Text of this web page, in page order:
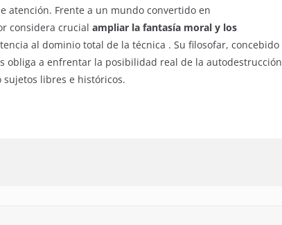
atención. Frente a un mundo convertido en
considera crucial ampliar la fantasía moral y los
al dominio total de la técnica . Su filosofar, concebido
obliga a enfrentar la posibilidad real de la autodestrucción
libres e históricos.